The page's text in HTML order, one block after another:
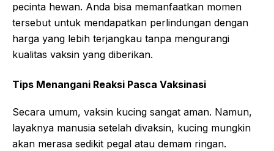
pecinta hewan. Anda bisa memanfaatkan momen
tersebut untuk mendapatkan perlindungan dengan
harga yang lebih terjangkau tanpa mengurangi
kualitas vaksin yang diberikan.
Tips Menangani Reaksi Pasca Vaksinasi
Secara umum, vaksin kucing sangat aman. Namun,
layaknya manusia setelah divaksin, kucing mungkin
akan merasa sedikit pegal atau demam ringan.